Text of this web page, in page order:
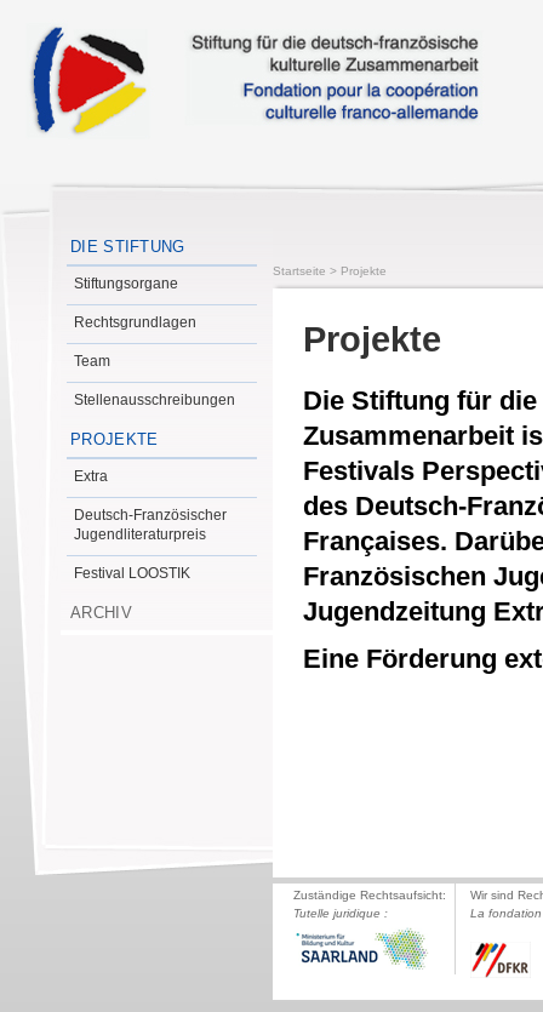
DIE STIFTUNG
Stiftungsorgane
Rechtsgrundlagen
Team
Stellenausschreibungen
PROJEKTE
Extra
Deutsch-Französischer
Jugendliteraturpreis
Festival LOOSTIK
ARCHIV
Startseite > Projekte
Projekte
Die Stiftung für
Zusammenarbeit
Festivals
des Deutsch-
Françaises.
Französischen
Jugendzeitung
Eine Förderung
Zuständige Rechtsaufsicht:
Tutelle juridique :
Wir sind
La